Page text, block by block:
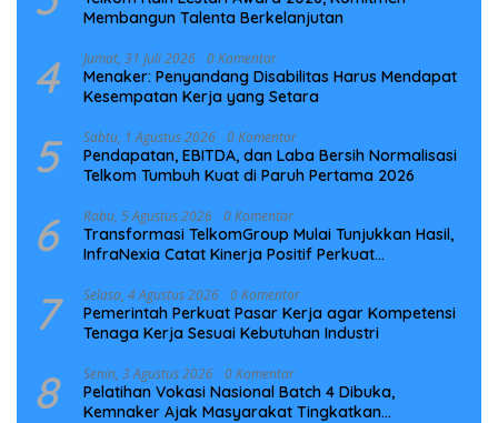
Membangun Talenta Berkelanjutan
4 Jumat, 31 Juli 2026 0 Komentar
Menaker: Penyandang Disabilitas Harus Mendapat
Kesempatan Kerja yang Setara
5 Sabtu, 1 Agustus 2026 0 Komentar
Pendapatan, EBITDA, dan Laba Bersih Normalisasi
Telkom Tumbuh Kuat di Paruh Pertama 2026
6 Rabu, 5 Agustus 2026 0 Komentar
Transformasi TelkomGroup Mulai Tunjukkan Hasil,
InfraNexia Catat Kinerja Positif Perkuat
7 Selasa, 4 Agustus 2026 0 Komentar
Pemerintah Perkuat Pasar Kerja agar Kompetensi
Tenaga Kerja Sesuai Kebutuhan Industri
8 Senin, 3 Agustus 2026 0 Komentar
Pelatihan Vokasi Nasional Batch 4 Dibuka,
Kemnaker Ajak Masyarakat Tingkatkan